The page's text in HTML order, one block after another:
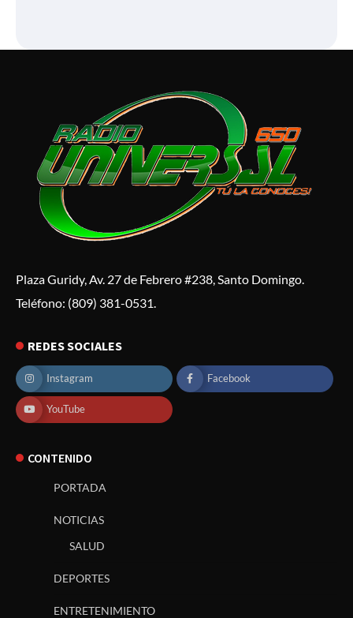
Plaza Guridy, Av. 27 de Febrero #238, Santo Domingo.
Teléfono: (809) 381-0531.
REDES SOCIALES
Instagram Facebook
YouTube
CONTENIDO
PORTADA
NOTICIAS
SALUD
DEPORTES
ENTRETENIMIENTO